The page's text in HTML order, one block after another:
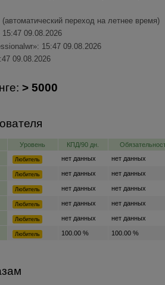
переход на летнее время)
09.08.2026
15:47 09.08.2026
09.08.2026
> 5000
Уровень КПД/90 дн.
Любитель нет данных нет данных
Любитель нет данных нет данных
Любитель нет данных нет данных
Любитель нет данных нет данных
Любитель нет данных нет данных
Любитель 100.00 % 100.00 %